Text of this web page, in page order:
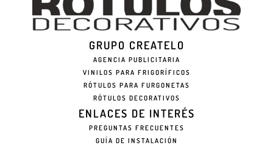
GRUPO CREATELO
AGENCIA PUBLICITARIA
VINILOS PARA FRIGORÍFICOS
RÓTULOS PARA FURGONETAS
RÓTULOS DECORATIVOS
ENLACES DE INTERÉS
PREGUNTAS FRECUENTES
GUÍA DE INSTALACIÓN